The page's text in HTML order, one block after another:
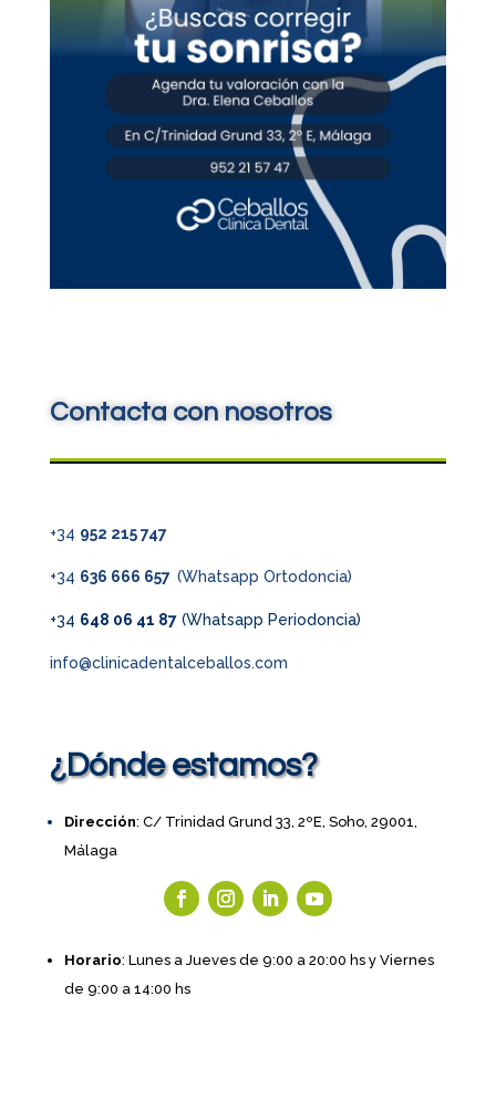
Contacta con nosotros
+34 952 215 747
+34 636 666 657 (Whatsapp Ortodoncia)
+34 648 06 41 87(Whatsapp Periodoncia)
info@clinicadentalceballos.com
¿Dónde estamos?
Dirección: C/ Trinidad Grund 33, 2ºE, Soho, 29001,
Málaga
Horario: Lunes a Jueves de 9:00 a 20:00 hs y Viernes
de 9:00 a 14:00 hs